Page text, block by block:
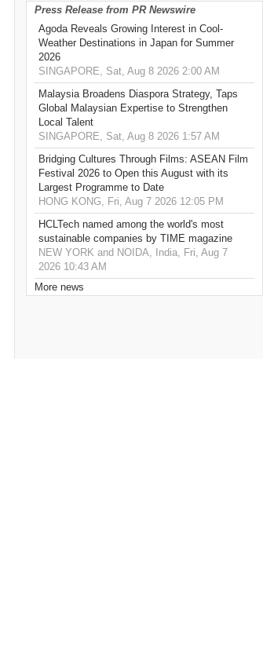
Press Release from PR Newswire
Agoda Reveals Growing Interest in Cool-
Weather Destinations in Japan for Summer
2026
SINGAPORE, Sat, Aug 8 2026 2:00 AM
Malaysia Broadens Diaspora Strategy, Taps
Global Malaysian Expertise to Strengthen
Local Talent
SINGAPORE, Sat, Aug 8 2026 1:57 AM
Bridging Cultures Through Films: ASEAN Film
Festival 2026 to Open this August with its
Largest Programme to Date
HONG KONG, Fri, Aug 7 2026 12:05 PM
HCLTech named among the world's most
sustainable companies by TIME magazine
NEW YORK and NOIDA, India, Fri, Aug 7
2026 10:43 AM
More news